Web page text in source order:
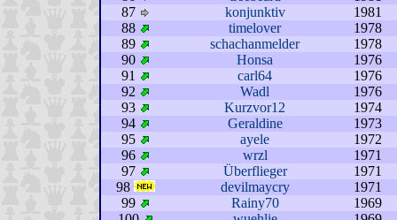
87
konjunktiv
1981
88
timelover
1978
89
schachanmelder
1978
90
Honsa
1976
91
carl64
1976
92
Wadl
1976
93
Kurzvor12
1974
94
Geraldine
1973
95
ayele
1972
96
wrzl
1971
97
Überflieger
1971
98
devilmaycry
1971
99
Rainy70
1969